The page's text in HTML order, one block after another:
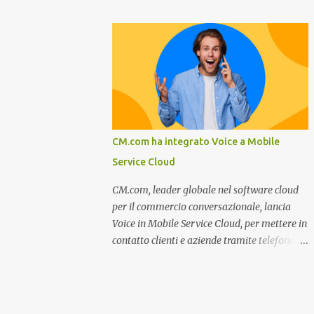
su come rispondere alle aspettative del c...
Novembre e per tutto il mese di Dicembre il
portale e motore di ricerca aziendale
caminisulweb.it , specializzato nel campo
degli impianti di riscaldamento, stufe e
camini, e fumisteria in generale offre la
registrazione gratuita a vantaggio di tutte le
aziende operanti nel settore. E’ possibile
infatti all’interno del sito inserire
gratuitamente i propri dati aziendali,
indirizzi, recapiti, recensione (che verrà
corretta, migliorata e modificata
all’occorrenza da redattori specializzati),
immagini dei prodotti e fino a un massimo
CM.com ha integrato Voice a Mobile
Service Cloud
CM.com, leader globale nel software cloud
per il commercio conversazionale, lancia
Voice in Mobile Service Cloud, per mettere in
contatto clienti e aziende tramite telefono e